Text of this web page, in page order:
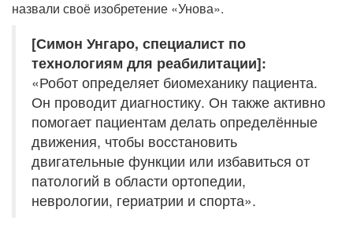
назвали своё изобретение «Унова».
[Симон Унгаро, специалист по
технологиям для реабилитации]:
«Робот определяет биомеханику пациента.
Он проводит диагностику. Он также активно
помогает пациентам делать определённые
движения, чтобы восстановить
двигательные функции или избавиться от
патологий в области ортопедии,
неврологии, гериатрии и спорта».